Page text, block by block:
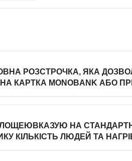
РОЗСТРОЧКА, ЯКА
КАРТКА MONOBANK АБО
ВКАЗУЮ НА
КІЛЬКІСТЬ ЛЮДЕЙ ТА